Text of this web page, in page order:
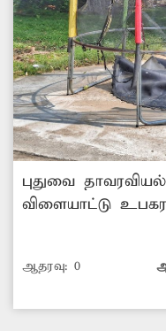
புதுவை
விளையாட்டு
கிடக்கிறது.
முடியாமல்
சரிசெய்ய
ஆதரவு: 0